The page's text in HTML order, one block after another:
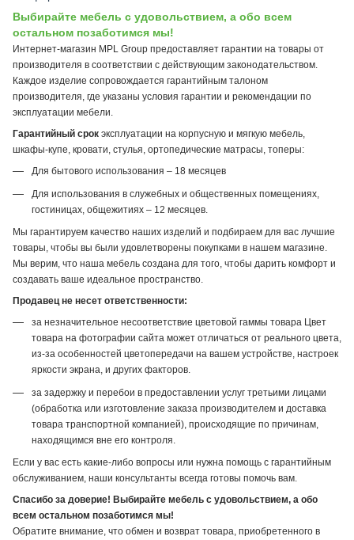
Выбирайте мебель с удовольствием, а обо всем
остальном позаботимся мы!
Интернет-магазин MPL Group предоставляет гарантии на товары от
производителя в соответствии с действующим законодательством.
Каждое изделие сопровождается гарантийным талоном
производителя, где указаны условия гарантии и рекомендации по
эксплуатации мебели.
Гарантийный срок эксплуатации на корпусную и мягкую мебель,
шкафы-купе, кровати, стулья, ортопедические матрасы, топеры:
Для бытового использования – 18 месяцев
Для использования в служебных и общественных помещениях,
гостиницах, общежитиях – 12 месяцев.
Мы гарантируем качество наших изделий и подбираем для вас лучшие
товары, чтобы вы были удовлетворены покупками в нашем магазине.
Мы верим, что наша мебель создана для того, чтобы дарить комфорт и
создавать ваше идеальное пространство.
Продавец не несет ответственности:
за незначительное несоответствие цветовой гаммы товара Цвет
товара на фотографии сайта может отличаться от реального цвета,
из-за особенностей цветопередачи на вашем устройстве, настроек
яркости экрана, и других факторов.
за задержку и перебои в предоставлении услуг третьими лицами
(обработка или изготовление заказа производителем и доставка
товара транспортной компанией), происходящие по причинам,
находящимся вне его контроля.
Если у вас есть какие-либо вопросы или нужна помощь с гарантийным
обслуживанием, наши консультанты всегда готовы помочь вам.
Спасибо за доверие! Выбирайте мебель с удовольствием, а обо
всем остальном позаботимся мы!
Обратите внимание, что обмен и возврат товара, приобретенного в